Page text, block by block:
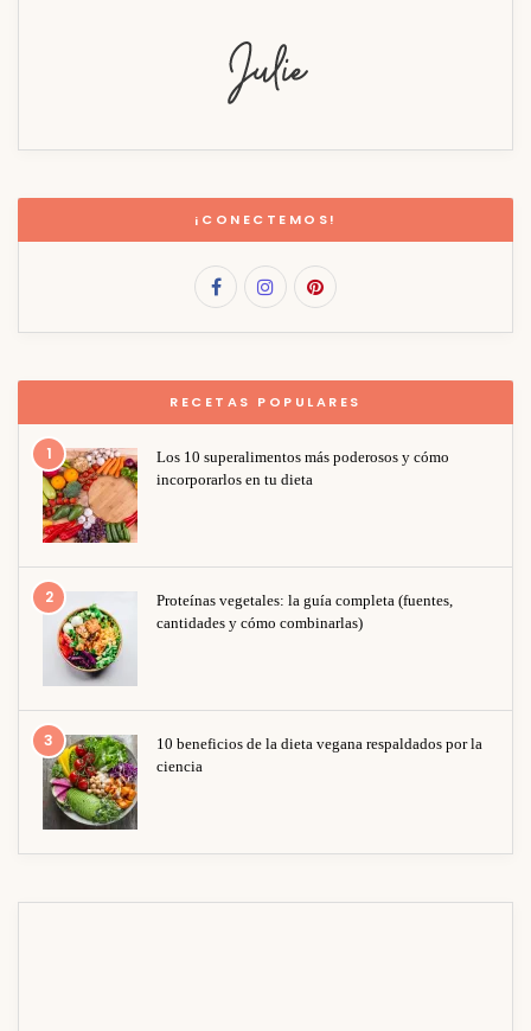
¡CONECTEMOS!
RECETAS POPULARES
1
Los 10 superalimentos más poderosos y cómo
incorporarlos en tu dieta
2
Proteínas vegetales: la guía completa (fuentes,
cantidades y cómo combinarlas)
3
10 beneficios de la dieta vegana respaldados por la
ciencia